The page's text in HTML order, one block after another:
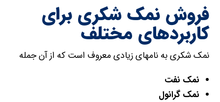
فروش نمک شکری برای
کاربردهای مختلف
نمک شکری به نامهای زیادی معروف است که از آن جمله
نمک نفت
نمک گرانول